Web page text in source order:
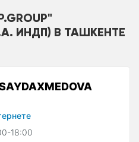
ИНДП) В ТАШКЕНТЕ
18:00